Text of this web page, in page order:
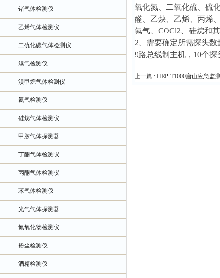
锗气体检测仪
乙烯气体检测仪
二硫化碳气体检测仪
溴气检测仪
溴甲烷气体检测仪
氦气检测仪
硅烷气体检测仪
甲胺气体探测器
丁酮气体检测仪
丙酮气体检测仪
苯气体检测仪
光气气体探测器
氮氧化物检测仪
粉尘检测仪
酒精检测仪
氧化氮、二氧化硫、硫
醛、乙炔、乙烯、丙烯
氟气、COCl2、硅烷和
2、需要确定所需探头
9路总线制主机，10个
上一篇 : HRP-T1000唐山应急监